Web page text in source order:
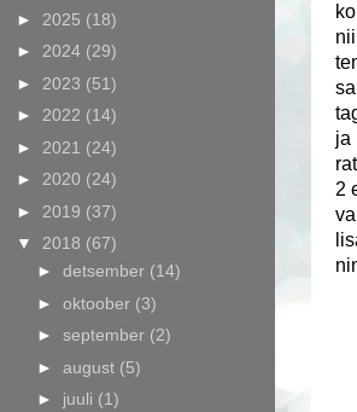
ja
2
► 2025 (18)
► 2024 (29)
► 2023 (51)
► 2022 (14)
► 2021 (24)
► 2020 (24)
► 2019 (37)
▼ 2018 (67)
► detsember (14)
► oktoober (3)
► september (2)
► august (5)
► juuli (1)